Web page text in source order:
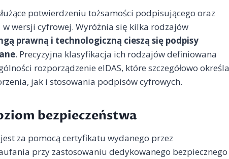
potwierdzeniu tożsamości podpisującego oraz
wersji cyfrowej. Wyróżnia się kilka rodzajów
prawną i technologiczną cieszą się podpisy
. Precyzyjna klasyfikacja ich rodzajów definiowana
rozporządzenie eIDAS, które szczegółowo określa
jak i stosowania podpisów cyfrowych.
bezpieczeństwa
za pomocą certyfikatu wydanego przez
przy zastosowaniu dedykowanego bezpiecznego